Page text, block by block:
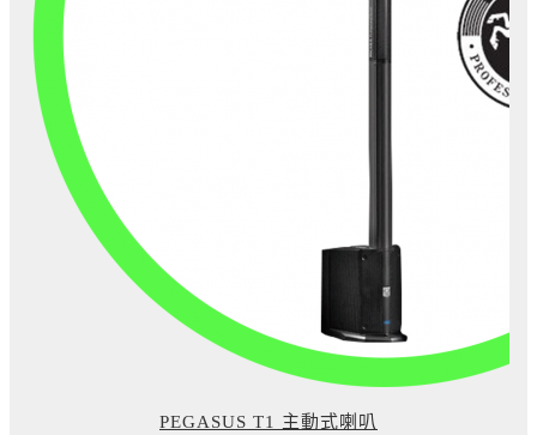
PEGASUS T1 主動式喇叭